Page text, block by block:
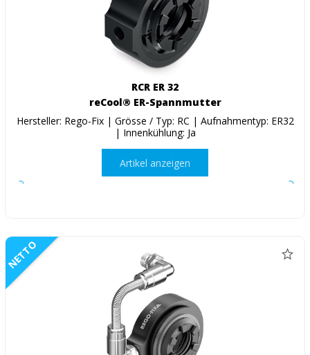
RCR ER 32
reCool® ER-Spannmutter
Hersteller: Rego-Fix | Grösse / Typ: RC | Aufnahmentyp: ER32
| Innenkühlung: Ja
Artikel anzeigen
NETTO